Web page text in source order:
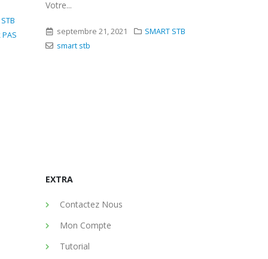
PAGE LOADING...
septembre 21, 2021
DREAMLINK T3
EXTRA
Contactez Nous
Mon Compte
Tutorial